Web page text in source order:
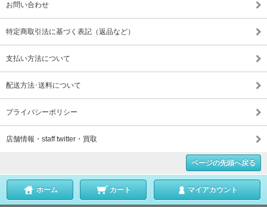
お問い合わせ
特定商取引法に基づく表記（返品など）
支払い方法について
配送方法･送料について
プライバシーポリシー
店舗情報・staff twitter・買取
ページの先頭へ戻る
ホーム カート マイアカウント